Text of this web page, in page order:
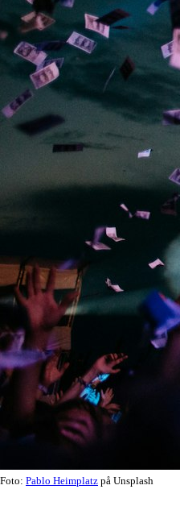
Foto: Pablo Heimplatz på Unsplash